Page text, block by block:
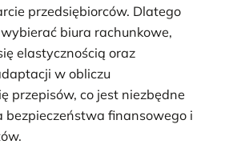
przedsiębiorców. Dlatego
biura rachunkowe,
elastycznością oraz
w obliczu
przepisów, co jest niezbędne
bezpieczeństwa finansowego i